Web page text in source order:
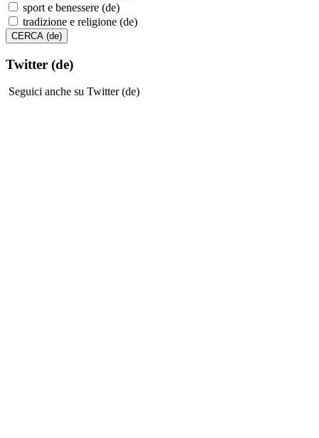
sport e benessere (de)
tradizione e religione (de)
Twitter (de)
Seguici anche su Twitter (de)